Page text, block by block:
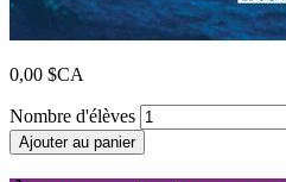
0,00 $CA
Nombre d'élèves
Ajouter au panier